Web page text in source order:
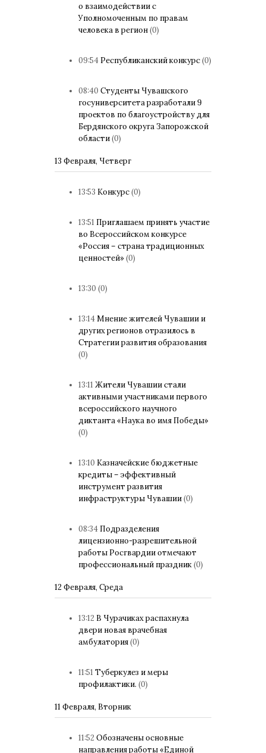
о взаимодействии с
Уполномоченным по правам
человека в регион(0)
09:54 Республиканский конкурс(0)
08:40 Студенты Чувашского
госуниверситета разработали 9
проектов по благоустройству для
Бердянского округа Запорожской
области(0)
13 Февраля, Четверг
13:53 Конкурс(0)
13:51 Приглашаем принять участие
во Всероссийском конкурсе
«Россия – страна традиционных
ценностей»(0)
13:30 (0)
13:14Мнение жителей Чувашии и
других регионов отразилось в
Стратегии развития образования
(0)
13:11 Жители Чувашии стали
активными участниками первого
всероссийского научного
диктанта «Наука во имя Победы»
(0)
13:10 Казначейские бюджетные
кредиты – эффективный
инструмент развития
инфраструктуры Чувашии(0)
08:34 Подразделения
лицензионно-разрешительной
работы Росгвардии отмечают
профессиональный праздник(0)
12 Февраля, Среда
13:12 В Чурачиках распахнула
двери новая врачебная
амбулатория(0)
11:51 Туберкулез и меры
профилактики. (0)
11 Февраля, Вторник
11:52 Обозначены основные
направления работы «Единой